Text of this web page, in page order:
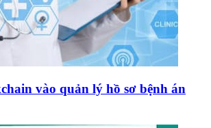
vào quản lý hồ sơ bệnh án